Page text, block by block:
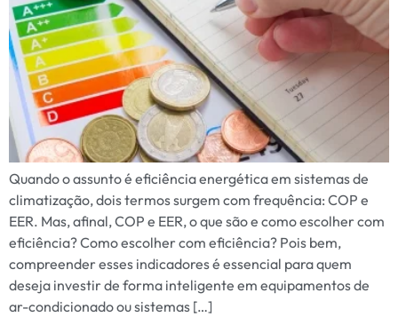
Quando o assunto é eficiência energética em sistemas de
climatização, dois termos surgem com frequência: COP e
EER. Mas, afinal, COP e EER, o que são e como escolher com
eficiência? Como escolher com eficiência? Pois bem,
compreender esses indicadores é essencial para quem
deseja investir de forma inteligente em equipamentos de
ar-condicionado ou sistemas […]